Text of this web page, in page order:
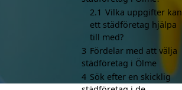
2.1 Vilka uppgifter kan
ett städföretag hjälpa
till med?
3 Fördelar med att välja
städföretag i Ölme
4 Sök efter en skicklig